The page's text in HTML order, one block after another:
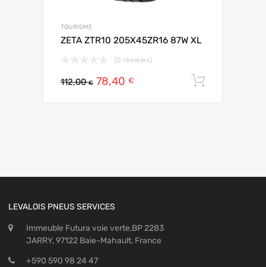
TOURISME
ZETA ZTR10 205X45ZR16 87W XL
(0 reviews)
112,00€ 78,40 €
LEVALOIS PNEUS SERVICES
Immeuble Futura voie verte,BP 2283
JARRY, 97122 Baie-Mahault, France
+590 590 98 24 47